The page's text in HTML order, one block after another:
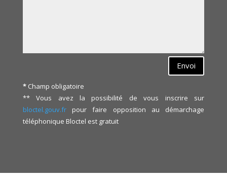
Envoi
*Champ obligatoire
** Vous avez la possibilité de vous inscrire sur
bloctel.gouv.frpour faire opposition au démarchage
téléphonique Bloctel est gratuit